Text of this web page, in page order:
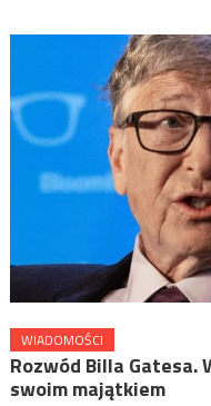
WIADOMOŚCI
Rozwód Billa Gatesa.
swoim majątkiem